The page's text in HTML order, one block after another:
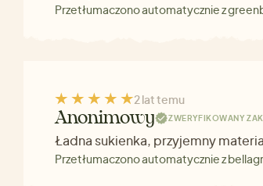
Przetłumaczono automatycznie z
2 lat temu
Anonimowy ZWERYFIKOWANY
Ładna sukienka, przyjemny
Przetłumaczono automatycznie z